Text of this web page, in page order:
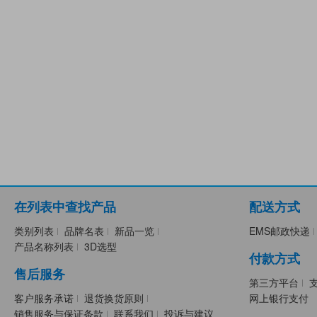
在列表中查找产品
类别列表 品牌名表
新品一览
产品名称列表
3D选型
售后服务
客户服务承诺
退货换货原则
销售服务与保证条款
联系我们 投诉与建议
配送方式
EMS邮政快递
付款方式
第三方平台
网上银行支付